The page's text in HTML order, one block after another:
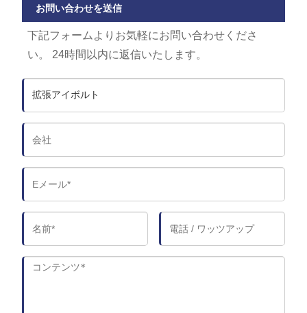
お問い合わせを送信
下記フォームよりお気軽にお問い合わせくださ
い。 24時間以内に返信いたします。